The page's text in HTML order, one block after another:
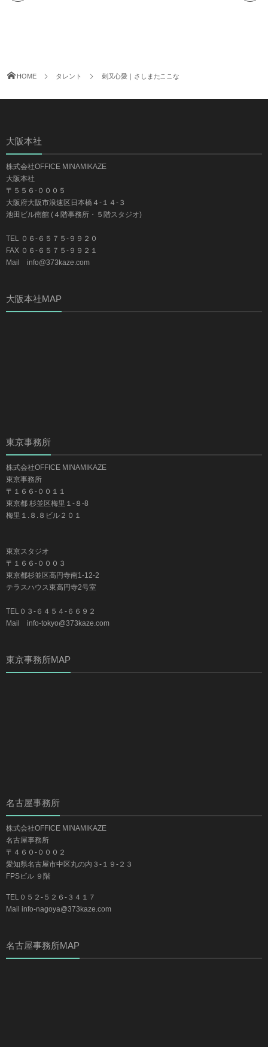
HOME タレント 刺又心愛｜さしまたここな
大阪本社
株式会社OFFICE MINAMIKAZE
大阪本社
〒５５６-０００５
大阪府大阪市浪速区日本橋４-１４-３
池田ビル南館 (４階事務所・５階スタジオ)
TEL ０６-６５７５-９９２０
FAX ０６-６５７５-９９２１
Mail info@373kaze.com
大阪本社MAP
東京事務所
株式会社OFFICE MINAMIKAZE
東京事務所
〒１６６-００１１
東京都 杉並区梅里１-８-8
梅里１.８.８ビル２０１
東京スタジオ
〒１６６-０００３
東京都杉並区高円寺南1-12-2
テラスハウス東高円寺2号室
TEL０３-６４５４-６６９２
Mail info-tokyo@373kaze.com
東京事務所MAP
名古屋事務所
株式会社OFFICE MINAMIKAZE
名古屋事務所
〒４６０-０００２
愛知県名古屋市中区丸の内３-１９-２３
FPSビル ９階
TEL０５２-５２６-３４１７
Mail info-nagoya@373kaze.com
名古屋事務所MAP